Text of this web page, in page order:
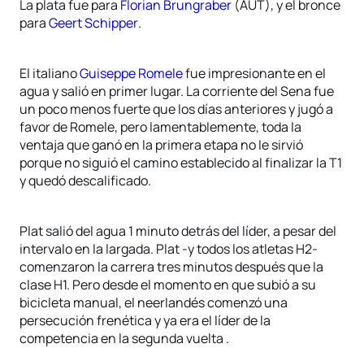
La plata fue para Florian Brungraber (AUT), y el bronce
paraGeert Schipper.
El italianoGuiseppe Romelefue impresionante en el
agua y salió en primer lugar. La corriente del Sena fue
un poco menos fuerte que los días anteriores y jugó a
favor de Romele, pero lamentablemente, toda la
ventaja que ganó en la primera etapa no le sirvió
porque no siguió el camino establecido al finalizar la T1
y quedó descalificado.
Plat salió del agua 1 minuto detrás del líder, a pesar del
intervalo en la largada. Plat -y todos los atletas H2-
comenzaron la carrera tres minutos después que la
clase H1. Pero desde el momento en que subió a su
bicicleta manual, el neerlandés comenzó una
persecución frenética y ya era el líder de la
competencia en la segunda vuelta .